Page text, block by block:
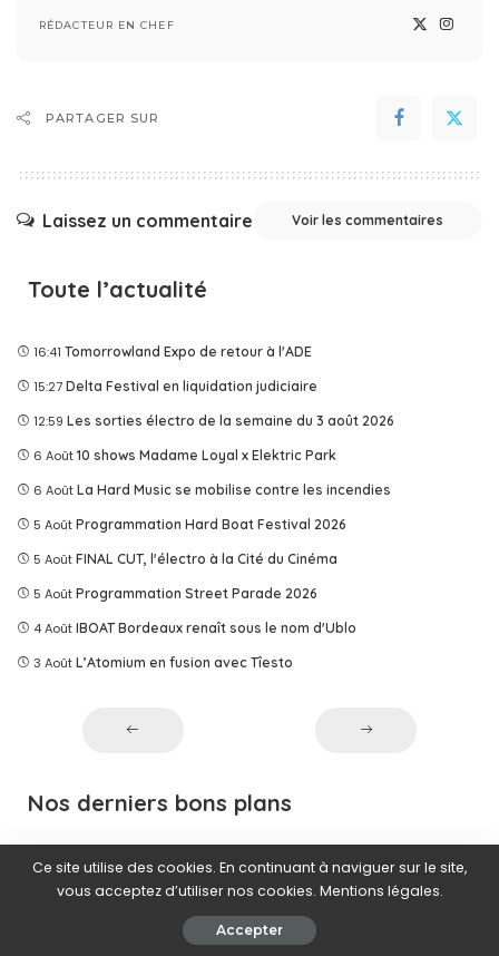
RÉDACTEUR EN CHEF
PARTAGER SUR
Laissez un commentaire Voir les commentaires
Toute l’actualité
16:41 Tomorrowland Expo de retour à l'ADE
15:27 Delta Festival en liquidation judiciaire
12:59 Les sorties électro de la semaine du 3 août 2026
6 Août 10 shows Madame Loyal x Elektric Park
6 Août La Hard Music se mobilise contre les incendies
5 Août Programmation Hard Boat Festival 2026
5 Août FINAL CUT, l'électro à la Cité du Cinéma
5 Août Programmation Street Parade 2026
4 Août IBOAT Bordeaux renaît sous le nom d'Ublo
3 Août L’Atomium en fusion avec Tîesto
Nos derniers bons plans
Guettapen vous offre le XDJ-AN, nouveau tout-
Ce site utilise des cookies. En continuant à naviguer sur le site,
vous acceptez d’utiliser nos cookies. Mentions légales.
Accepter